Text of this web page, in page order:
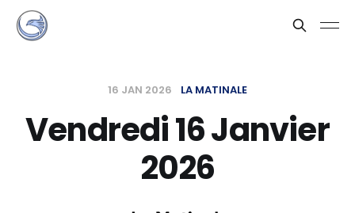
16 JAN 2026 LA MATINALE
Vendredi 16 Janvier
2026